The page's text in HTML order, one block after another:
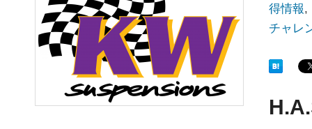
得情報,
チャレ